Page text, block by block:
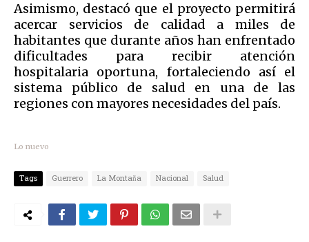
Asimismo, destacó que el proyecto permitirá
acercar servicios de calidad a miles de
habitantes que durante años han enfrentado
dificultades para recibir atención
hospitalaria oportuna, fortaleciendo así el
sistema público de salud en una de las
regiones con mayores necesidades del país.
Lo nuevo
Tags Guerrero La Montaña Nacional Salud